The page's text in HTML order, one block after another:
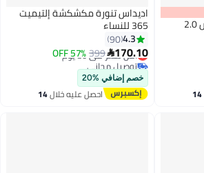
14
اديداس تنورة مكشكشة إلتيميت
365 للنساء
4.3
90
170.10
399
57% OFFأقل سعر في 30 يوم
توصيل مجاني
أقل سعر في 30 يوم
خصم إضافي %20
احصل عليه خلال14
اغسطس